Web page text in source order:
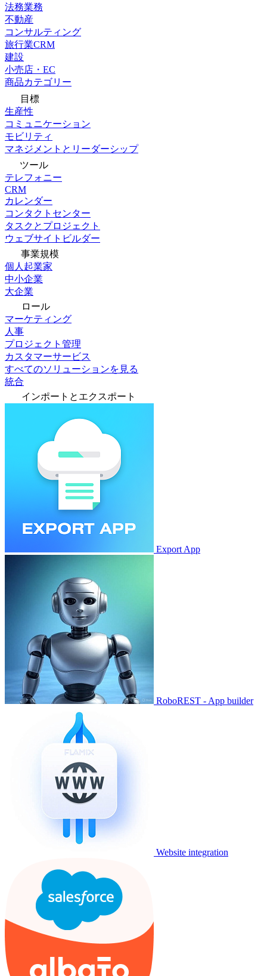
法務業務
不動産
コンサルティング
旅行業CRM
建設
小売店・EC
商品カテゴリー
目標
生産性
コミュニケーション
モビリティ
マネジメントとリーダーシップ
ツール
テレフォニー
CRM
カレンダー
コンタクトセンター
タスクとプロジェクト
ウェブサイトビルダー
事業規模
個人起業家
中小企業
大企業
ロール
マーケティング
人事
プロジェクト管理
カスタマーサービス
すべてのソリューションを見る
統合
インポートとエクスポート
Export App
RoboREST - App builder
Website integration